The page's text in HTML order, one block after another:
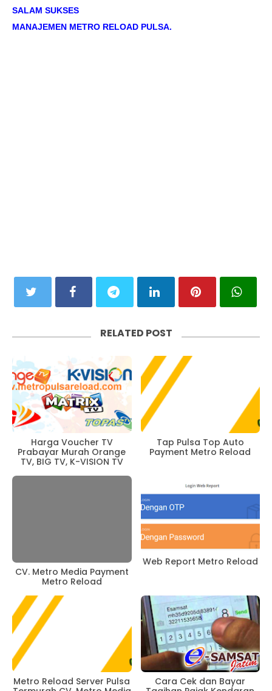
SALAM SUKSES
MANAJEMEN METRO RELOAD PULSA.
RELATED POST
Harga Voucher TV
Prabayar Murah Orange
TV, BIG TV, K-VISION TV
Tap Pulsa Top Auto
Payment Metro Reload
CV. Metro Media Payment
Metro Reload
Web Report Metro Reload
Metro Reload Server Pulsa
Cara Cek dan Bayar